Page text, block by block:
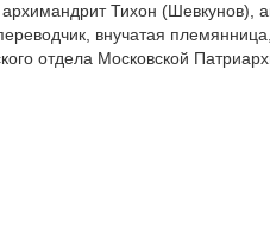
Тихон (Шевкунов),
внучатая
отдела Московской